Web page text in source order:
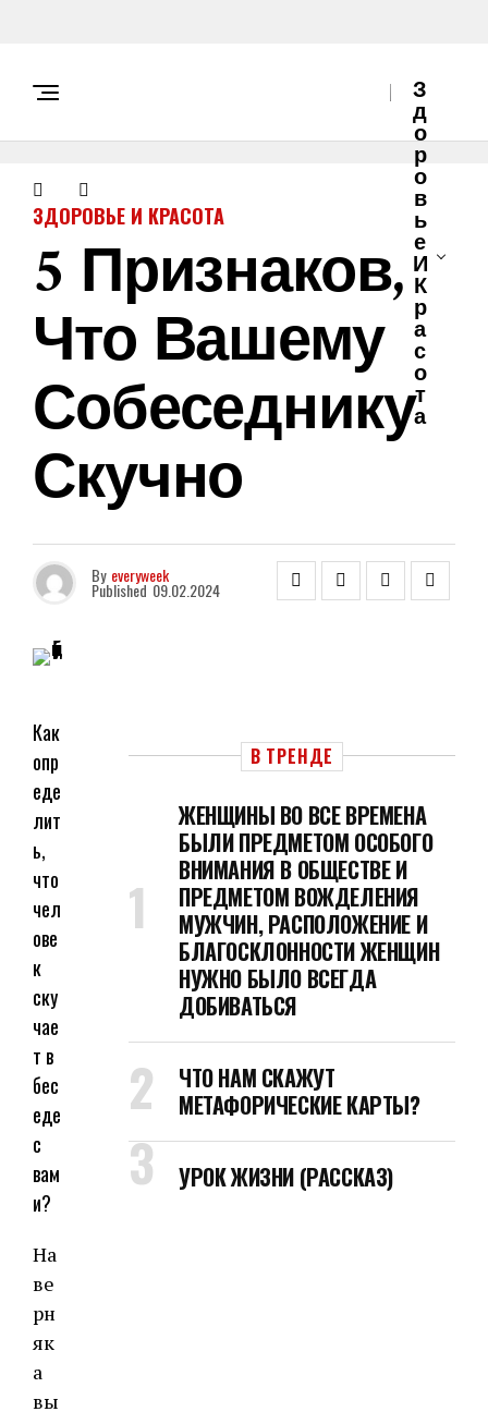
З
Д
О
Р
О
В
Ь
Е
И
К
Р
А
С
О
Т
А
ЗДОРОВЬЕ И КРАСОТА
5 Признаков,
Что Вашему
Собеседнику
Скучно
By everyweek
Published 09.02.2024
Как
опр
еде
лит
ь,
что
чел
ове
к
ску
чае
т в
бес
еде
с
вам
и?
На
ве
рн
як
а
вы
В ТРЕНДЕ
ЖЕНЩИНЫ ВО ВСЕ ВРЕМЕНА
БЫЛИ ПРЕДМЕТОМ ОСОБОГО
ВНИМАНИЯ В ОБЩЕСТВЕ И
ПРЕДМЕТОМ ВОЖДЕЛЕНИЯ
МУЖЧИН, РАСПОЛОЖЕНИЕ И
БЛАГОСКЛОННОСТИ ЖЕНЩИН
НУЖНО БЫЛО ВСЕГДА
ДОБИВАТЬСЯ
ЧТО НАМ СКАЖУТ
МЕТАФОРИЧЕСКИЕ КАРТЫ?
УРОК ЖИЗНИ (РАССКАЗ)